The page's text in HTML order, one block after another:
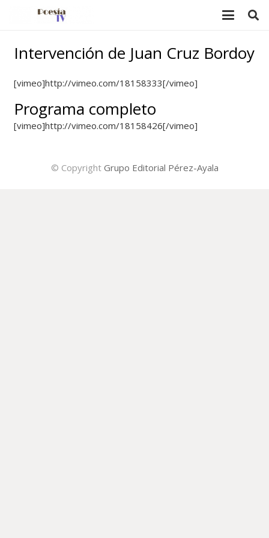
Intervención de Juan Cruz Bordoy
[vimeo]http://vimeo.com/18158333[/vimeo]
Programa completo
[vimeo]http://vimeo.com/18158426[/vimeo]
© Copyright Grupo Editorial Pérez-Ayala